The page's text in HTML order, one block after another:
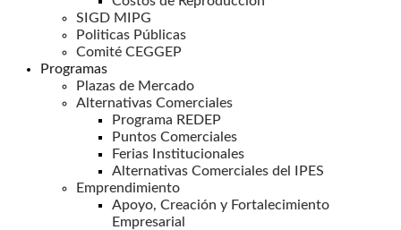
SIGD MIPG
Politicas Públicas
Comité CEGGEP
Programas
Plazas de Mercado
Alternativas Comerciales
Programa REDEP
Puntos Comerciales
Ferias Institucionales
Alternativas Comerciales del IPES
Emprendimiento
Apoyo, Creación y Fortalecimiento
Empresarial